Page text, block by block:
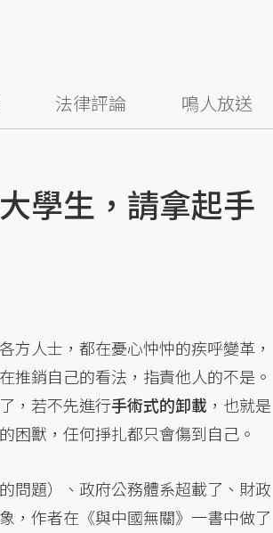
法律評論 鳴人放送
學生，請拿起手
方人士，都在憂心忡忡的疾呼變革，
推銷自己的看法，指責他人的不是。
，若不先進行手術式的卸載 ，也就是
困獸，任何掙扎都只會傷到自己。
問題）、政府公務體系超載了、財政
，作者在《與中國無關》一書中做了